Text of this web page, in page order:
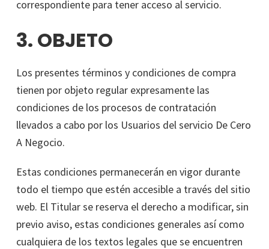
correspondiente para tener acceso al servicio.
3. OBJETO
Los presentes términos y condiciones de compra
tienen por objeto regular expresamente las
condiciones de los procesos de contratación
llevados a cabo por los Usuarios del servicio De Cero
A Negocio.
Estas condiciones permanecerán en vigor durante
todo el tiempo que estén accesible a través del sitio
web. El Titular se reserva el derecho a modificar, sin
previo aviso, estas condiciones generales así como
cualquiera de los textos legales que se encuentren